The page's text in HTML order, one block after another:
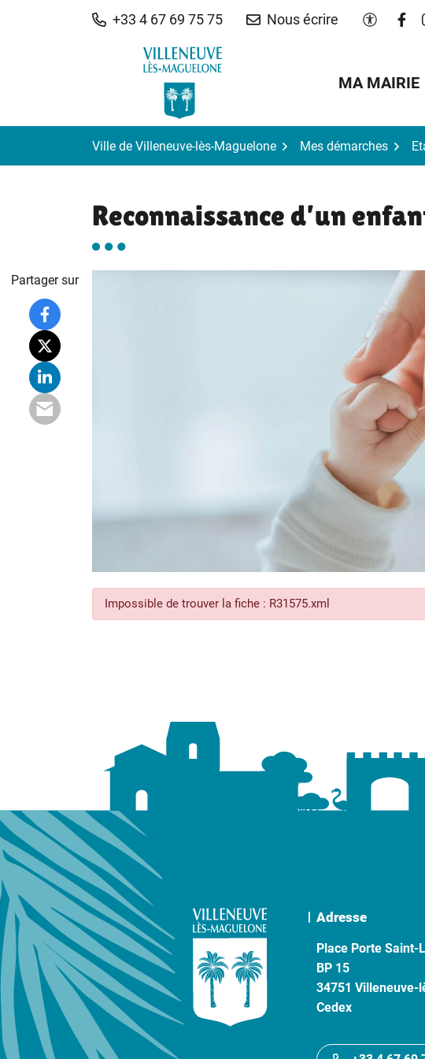
+33 4 67 69 75 75 Nous écrire
MA MAIRIE
Ville de Villeneuve-lès-Maguelone Mes démarches
Reconnaissance d’un
Impossible de trouver la fiche : R31575.xml
Partager sur
Adresse
Place Porte Saint-
BP 15
34751 Villeneuve-
Cedex